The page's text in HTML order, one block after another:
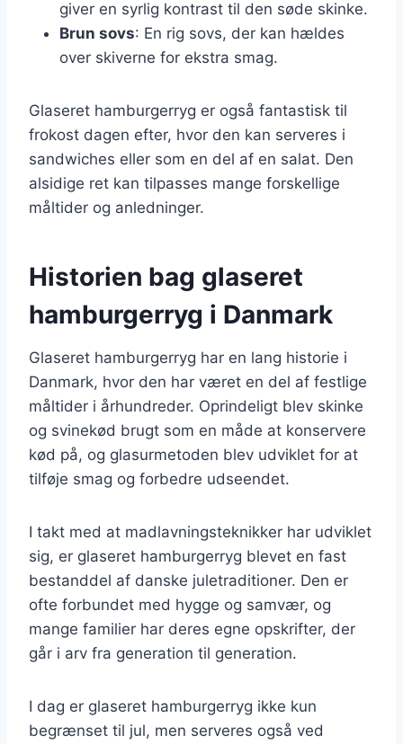
giver en syrlig kontrast til den søde skinke.
Brun sovs: En rig sovs, der kan hældes
over skiverne for ekstra smag.
Glaseret hamburgerryg er også fantastisk til
frokost dagen efter, hvor den kan serveres i
sandwiches eller som en del af en salat. Den
alsidige ret kan tilpasses mange forskellige
måltider og anledninger.
Historien bag glaseret
hamburgerryg i Danmark
Glaseret hamburgerryg har en lang historie i
Danmark, hvor den har været en del af festlige
måltider i århundreder. Oprindeligt blev skinke
og svinekød brugt som en måde at konservere
kød på, og glasurmetoden blev udviklet for at
tilføje smag og forbedre udseendet.
I takt med at madlavningsteknikker har udviklet
sig, er glaseret hamburgerryg blevet en fast
bestanddel af danske juletraditioner. Den er
ofte forbundet med hygge og samvær, og
mange familier har deres egne opskrifter, der
går i arv fra generation til generation.
I dag er glaseret hamburgerryg ikke kun
begrænset til jul, men serveres også ved